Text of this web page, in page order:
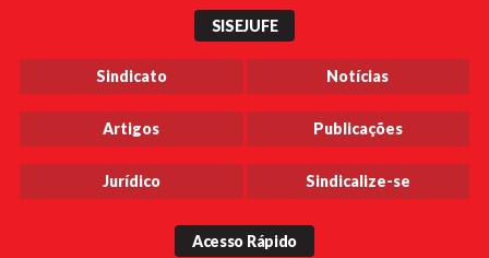
SISEJUFE
Sindicato Notícias
Artigos Publicações
Jurídico Sindicalize-se
Acesso Rápido